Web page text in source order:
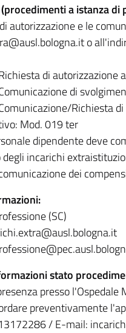
a istanza di
autorizzazione e le
o
di
di
Richiesta
Mod. 019 ter
dipendente deve
incarichi
dei
(SC)
stato
presso
preventivamente
/ E-mail: